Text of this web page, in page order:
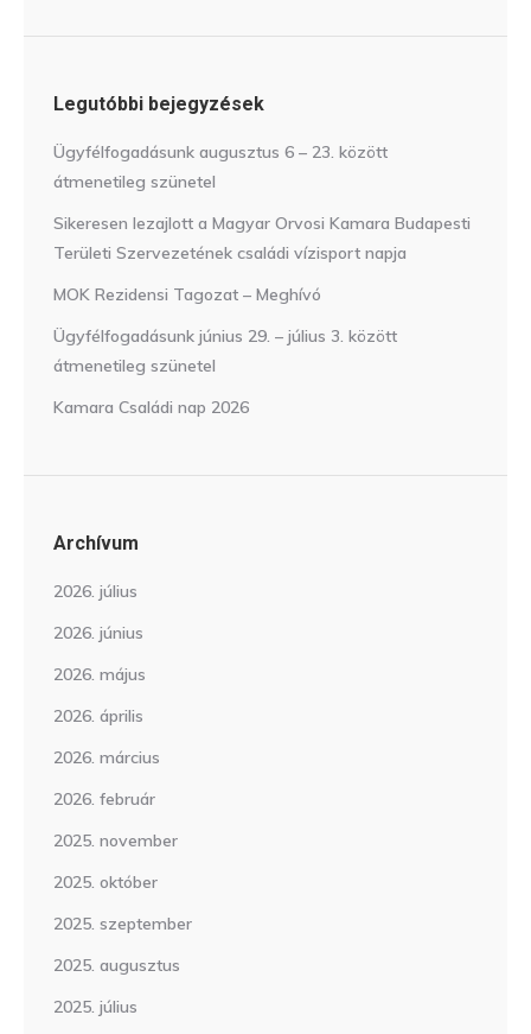
Legutóbbi bejegyzések
Ügyfélfogadásunk augusztus 6 – 23. között
átmenetileg szünetel
Sikeresen lezajlott a Magyar Orvosi Kamara Budapesti
Területi Szervezetének családi vízisport napja
MOK Rezidensi Tagozat – Meghívó
Ügyfélfogadásunk június 29. – július 3. között
átmenetileg szünetel
Kamara Családi nap 2026
Archívum
2026. július
2026. június
2026. május
2026. április
2026. március
2026. február
2025. november
2025. október
2025. szeptember
2025. augusztus
2025. július